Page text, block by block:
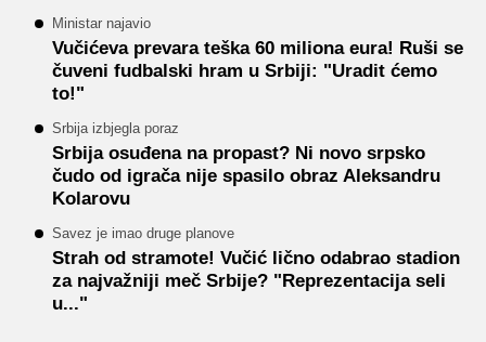
Ministar najavio
Vučićeva prevara teška 60 miliona eura! Ruši se
čuveni fudbalski hram u Srbiji: "Uradit ćemo
to!"
Srbija izbjegla poraz
Srbija osuđena na propast? Ni novo srpsko
čudo od igrača nije spasilo obraz Aleksandru
Kolarovu
Savez je imao druge planove
Strah od stramote! Vučić lično odabrao stadion
za najvažniji meč Srbije? "Reprezentacija seli
u..."